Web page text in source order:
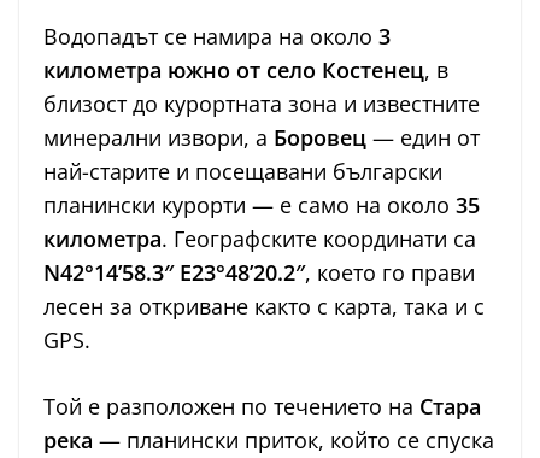
Водопадът се намира на около 3
километра южно от село Костенец, в
близост до курортната зона и известните
минерални извори, а Боровец — един от
най-старите и посещавани български
планински курорти — е само на около 35
километра. Географските координати са
N42°14’58.3″ E23°48’20.2″, което го прави
лесен за откриване както с карта, така и с
GPS.
Той е разположен по течението на Стара
река — планински приток, който се спуска